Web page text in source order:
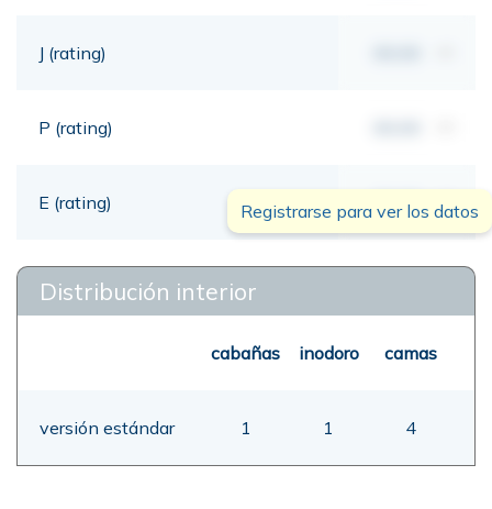
J (rating)
P (rating)
E (rating) 00,00 mt
Registrarse para ver los datos
Distribución interior
cabañas inodoro camas
versión estándar 1 1 4